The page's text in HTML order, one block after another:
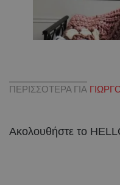
ΠΕΡΙΣΣΟΤΕΡΑ ΓΙΑ
Ακολουθήστε το